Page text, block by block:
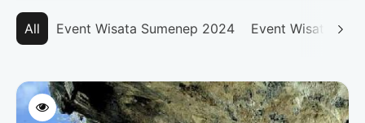
All Event Wisata Sumenep 2024 Event Wisata